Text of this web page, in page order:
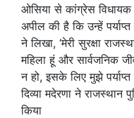
ओसिया से कांग्रेस विधायक
अपील की है कि उन्हें
ने लिखा, ‘मेरी सुरक्षा
महिला हूं और सार्वजनिक
न हो, इसके लिए मुझे
दिव्या मदेरणा ने
किया